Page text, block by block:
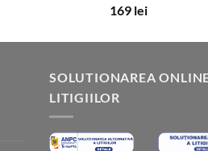
Evaluat la
169 lei
SOLUTIONAREA
LITIGIILOR